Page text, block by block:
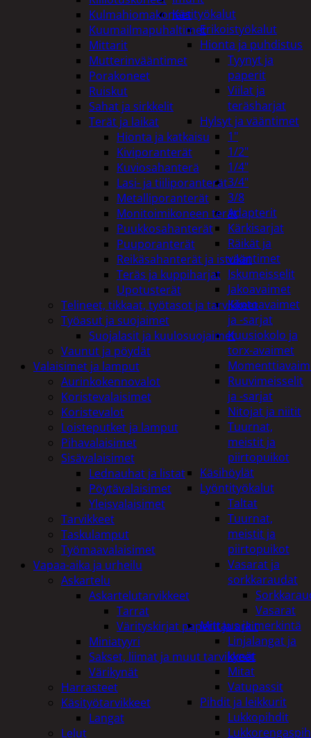
Käsityökalut
Erikoistyökalut
Hionta ja puhdistus
Tyynyt ja
paperit
Viilat ja
teräsharjat
Hylsyt ja vääntimet
1"
1/2"
1/4"
3/4"
3/8
Adapterit
Kärkisarjat
Räikät ja
vääntimet
Iskumeisselit
Jakoavaimet
Kiintoavaimet
ja -sarjat
Kuusiokolo ja
torx-avaimet
Ruuvimeisselit
ja -sarjat
Nitojat ja niitit
Tuurnat,
meistit ja
piirtopuikot
Käsihöylät
Lyöntityökalut
Taltat
Tuurnat,
meistit ja
piirtopuikot
Vasarat ja
sorkkaraudat
Vasarat
Mittaus ja merkintä
Linjalangat ja
kynät
Mitat
Vatupassit
Pihdit ja leikkurit
Lukkopihdit
Kulmahiomakoneet
Kuumailmapuhaltimet
Mittarit
Mutterinvääntimet
Porakoneet
Ruiskut
Sahat ja sirkkelit
Terät ja laikat
Hionta ja katkaisu
Kiviporanterät
Kuviosahanterä
Lasi- ja tiiliporanterät
Metalliporanterät
Monitoimikoneen terät
Puukkosahanterät
Puuporanterät
Reikäsahanterät ja istukat
Teräs ja kuppiharjat
Upotusterät
Telineet, tikkaat, työtasot ja tarvikkeet
Työasut ja suojaimet
Suojalasit ja kuulosuojaimet
Vaunut ja pöydät
Valaisimet ja lamput
Aurinkokennovalot
Koristevalaisimet
Koristevalot
Loisteputket ja lamput
Pihavalaisimet
Sisävalaisimet
Lednauhat ja listat
Pöytävalaisimet
Yleisvalaisimet
Tarvikkeet
Taskulamput
Työmaavalaisimet
Vapaa-aika ja urheilu
Askartelu
Askartelutarvikkeet
Tarrat
Värityskirjat paperit ja arkit
Miniatyyri
Sakset, liimat ja muut tarvikkeet
Värikynät
Harrasteet
Käsityötarvikkeet
Langat
Lelut